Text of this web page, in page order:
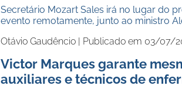
Secretário Mozart Sales irá no lugar do
evento remotamente, junto ao ministro
Otávio Gaudêncio | Publicado em 03/07/
Victor Marques garante
auxiliares e técnicos de